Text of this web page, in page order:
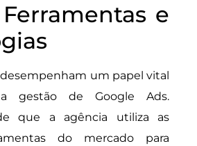
e
um papel vital
gestão de Google Ads.
que a agência utiliza as
do mercado para